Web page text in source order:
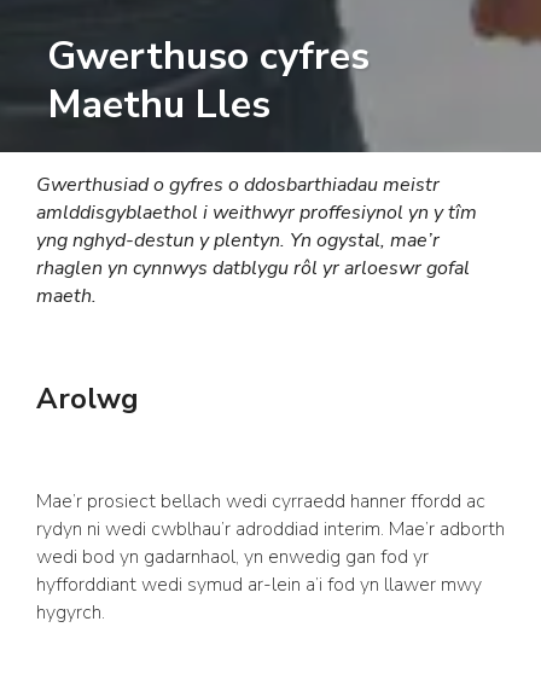
Gwerthuso cyfres
Maethu Lles
Gwerthusiad o gyfres o ddosbarthiadau meistr
amlddisgyblaethol i weithwyr proffesiynol yn y tîm
yng nghyd-destun y plentyn. Yn ogystal, mae’r
rhaglen yn cynnwys datblygu rôl yr arloeswr gofal
maeth.
Arolwg
Mae’r prosiect bellach wedi cyrraedd hanner ffordd ac
rydyn ni wedi cwblhau’r adroddiad interim. Mae’r adborth
wedi bod yn gadarnhaol, yn enwedig gan fod yr
hyfforddiant wedi symud ar-lein a’i fod yn llawer mwy
hygyrch.